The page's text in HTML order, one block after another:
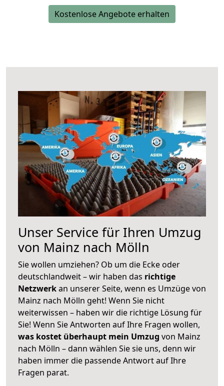
Kostenlose Angebote erhalten
Unser Service für Ihren Umzug
von Mainz nach Mölln
Sie wollen umziehen? Ob um die Ecke oder
deutschlandweit – wir haben das richtige
Netzwerkan unserer Seite, wenn es Umzüge von
Mainz nach Mölln geht! Wenn Sie nicht
weiterwissen – haben wir die richtige Lösung für
Sie! Wenn Sie Antworten auf Ihre Fragen wollen,
was kostet überhaupt mein Umzug von Mainz
nach Mölln – dann wählen Sie sie uns, denn wir
haben immer die passende Antwort auf Ihre
Fragen parat.